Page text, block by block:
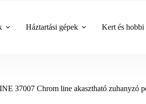
Háztartási gépek Kert és hobbi
37007 Chrom line akasztható zuhanyzó